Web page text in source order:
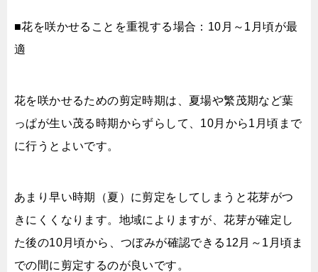
■花を咲かせることを重視する場合：10月～1月頃が最
適
花を咲かせるための剪定時期は、夏場や繁茂期など葉
っぱが生い茂る時期からずらして、10月から1月頃まで
に行うとよいです。
あまり早い時期（夏）に剪定をしてしまうと花芽がつ
きにくくなります。地域によりますが、花芽が確定し
た後の10月頃から、つぼみが確認できる12月～1月頃ま
での間に剪定するのが良いです。